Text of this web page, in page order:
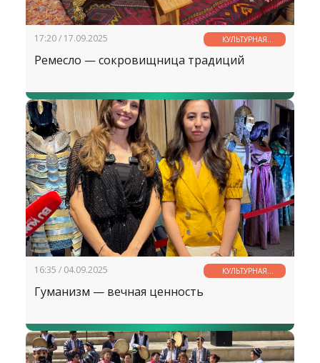
17:20 / 17.09.2025
КУЛЬТУРНАЯ
СТРАНИЧКА
Ремесло — сокровищница традиций
16:35 / 04.09.2025
КУЛЬТУРНАЯ
СТРАНИЧКА
Гуманизм — вечная ценность